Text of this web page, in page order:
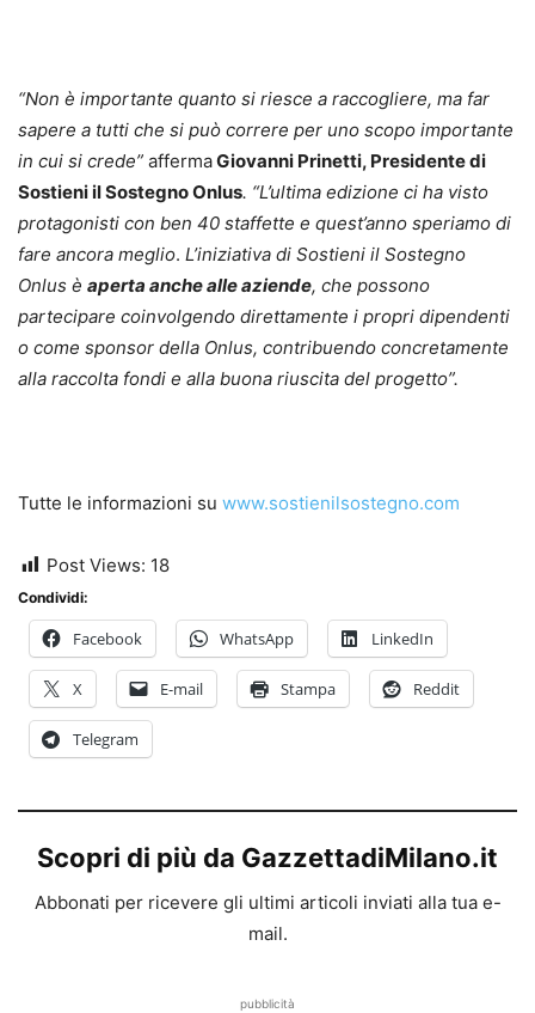
“Non è importante quanto si riesce a raccogliere, ma far
sapere a tutti che si può correre per uno scopo importante
in cui si crede” affermaGiovanni Prinetti, Presidente di
Sostieni il Sostegno Onlus. “L’ultima edizione ci ha visto
protagonisti con ben 40 staffette e quest’anno speriamo di
fare ancora meglio. L’iniziativa di Sostieni il Sostegno
Onlus è aperta anche alle aziende, che possono
partecipare coinvolgendo direttamente i propri dipendenti
o come sponsor della Onlus, contribuendo concretamente
alla raccolta fondi e alla buona riuscita del progetto”.
Tutte le informazioni su www.sostienilsostegno.com
Post Views: 18
Condividi:
Facebook WhatsApp LinkedIn
X E-mail Stampa Reddit
Telegram
Scopri di più da GazzettadiMilano.it
Abbonati per ricevere gli ultimi articoli inviati alla tua e-
mail.
pubblicità